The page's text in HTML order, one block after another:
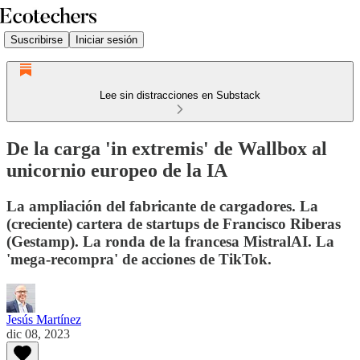
Suscribirse Iniciar sesión
Lee sin distracciones en Substack
De la carga 'in extremis' de Wallbox al
unicornio europeo de la IA
La ampliación del fabricante de cargadores. La
(creciente) cartera de startups de Francisco Riberas
(Gestamp). La ronda de la francesa MistralAI. La
'mega-recompra' de acciones de TikTok.
Jesús Martínez
dic 08, 2023